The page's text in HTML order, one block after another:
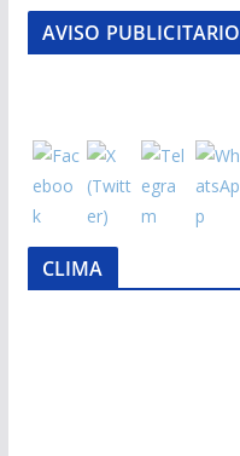
AVISO PUBLICITARIO
CLIMA